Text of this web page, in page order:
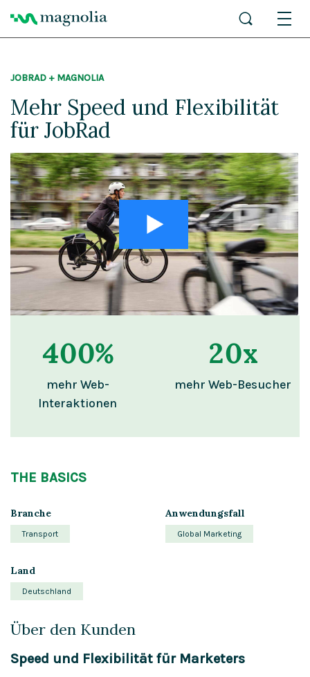
JOBRAD + MAGNOLIA
Mehr Speed und Flexibilität
für JobRad
400%
mehr Web-
Interaktionen
20x
mehr Web-Besucher
THE BASICS
Branche
Transport
Anwendungsfall
Global Marketing
Land
Deutschland
Über den Kunden
Speed und Flexibilität für Marketers